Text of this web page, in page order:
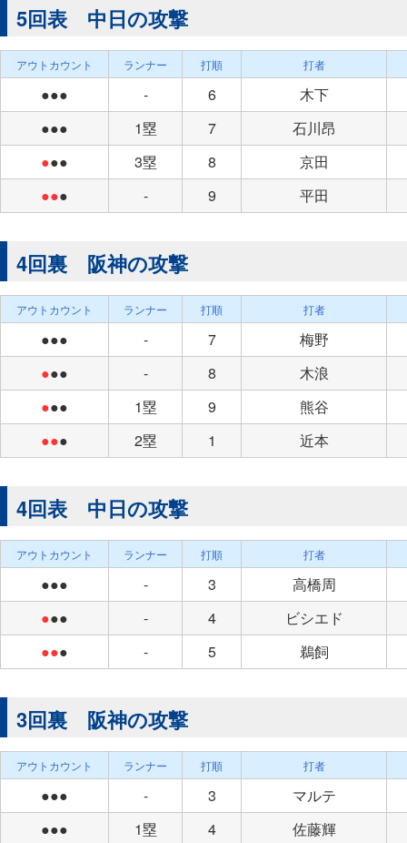
5回表 中日の攻撃
アウトカウント ランナー 打順 打者
●●● - 6
木下
●●●
1塁 7
石川昂
●●● 3塁 8
京田
●●● - 9 平田
4回裏 阪神の攻撃
アウトカウント ランナー 打順 打者
●●● - 7
梅野
●●● - 8
木浪
●●● 1塁 9
熊谷
●●● 2塁 1 近本
4回表 中日の攻撃
アウトカウント ランナー 打順 打者
●●● - 3
高橋周
●●● - 4
ビシエド
●●● - 5 鵜飼
3回裏 阪神の攻撃
アウトカウント ランナー 打順 打者
●●● - 3
マルテ
●●●
1塁 4
佐藤輝